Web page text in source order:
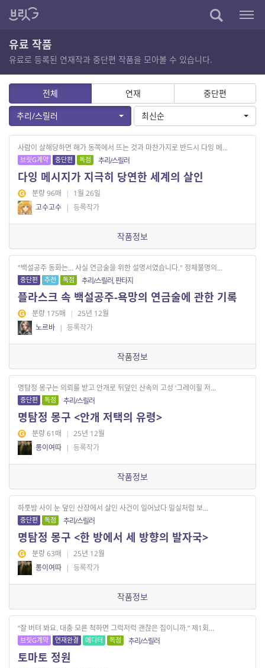
유료 작품
유료로 등록된 연재작과 중단편 작품을 모아볼 수 있습니다.
전체 연재
중단편
추리/스릴러
최신순
사람이 살해당하면 해가 동쪽에서 뜨는 것과 마찬가지로 반드시 다잉 메...
브릿G계약 중단편 독점 추리/스릴러
다잉 메시지가 지극히 당연한 세계의 살인
분량 96매 | 1월 26일
고수고수 | 등록작가
작품정보
"백설공주 동화는... 사실 연금술을 위한 설명서였습니다." 정체불명의...
중단편 추천 독점 추리/스릴러, 판타지
플라스크 속 백설공주-욕망의 연금술에 관한 기록
분량 175매 | 25년 12월
노르바 | 등록작가
작품정보
명탐정 몽구는 의뢰를 받고 안개로 뒤덮인 산속의 고성 ‘그레이힐 저...
중단편 독점 추리/스릴러
명탐정 몽구 <안개 저택의 유령>
분량 61매 | 25년 12월
롱이여따 | 등록작가
작품정보
하룻밤 사이 눈 덮인 산장에서 살인 사건이 일어났다 밀실처럼 보...
중단편 독점 추리/스릴러
명탐정 몽구 <한 방에서 세 방향의 발자국>
분량 63매 | 25년 12월
롱이여따 | 등록작가
작품정보
“잘 버텨 봐요. 대충 모른 척하면 그럭저럭 괜찮은 집이니까.” 제1회...
브릿G계약 연재완결 에디터 독점 추리/스릴러
토마토 정원